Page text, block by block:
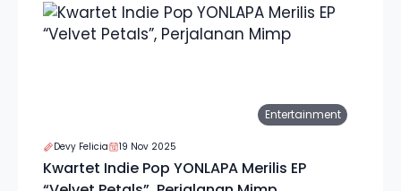
Entertainment
Devy Felicia 19 Nov 2025
Kwartet Indie Pop YONLAPA Merilis EP